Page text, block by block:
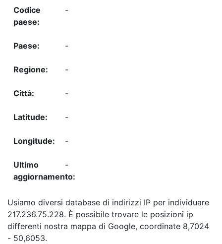
-
-
-
-
-
-
-
Usiamo diversi database di indirizzi IP per individuare
217.236.75.228. È possibile trovare le posizioni ip
differenti nostra mappa di Google, coordinate 8,7024
- 50,6053.